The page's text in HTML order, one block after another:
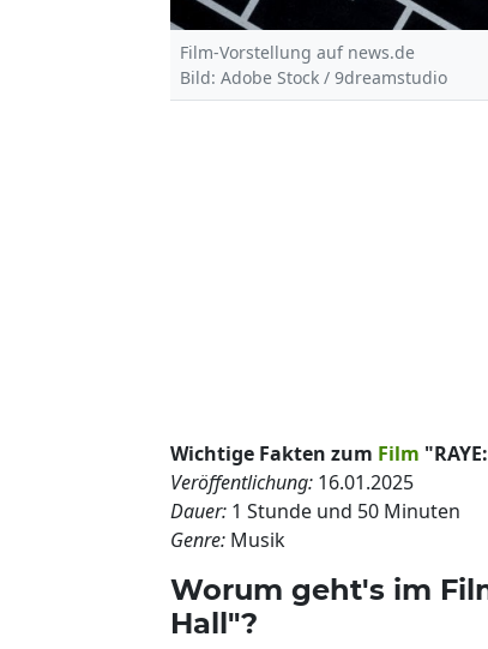
Film-Vorstellung auf news.de
Bild: Adobe Stock / 9dreamstudio
Wichtige Fakten zum Film
Veröffentlichung: 16.01.2025
Dauer: 1 Stunde und 50 Minuten
Genre: Musik
Worum geht's im
Hall"?